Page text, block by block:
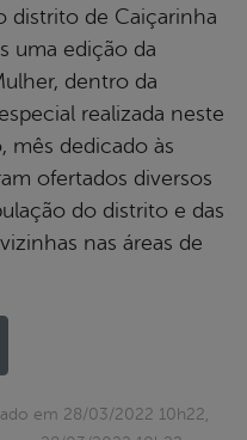
distrito de Caiçarinha
uma edição da
dentro da
realizada neste
mês dedicado às
ofertados diversos
do distrito e das
nas áreas de
em 28/03/2022 10h22,